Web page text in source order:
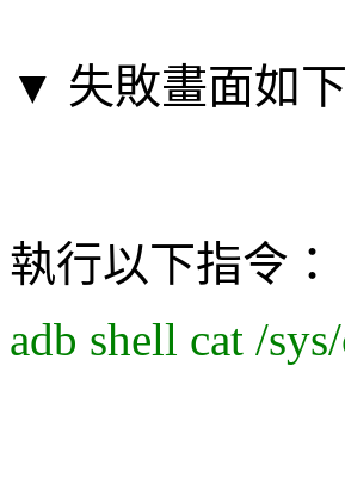
▼ 失敗畫面如下
執行以下指令：
adb shell cat /